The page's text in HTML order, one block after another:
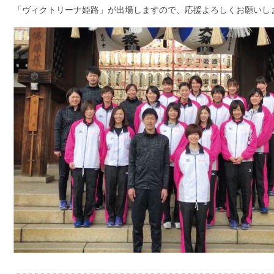
「ヴィクトリーナ姫路」が出場しますので、応援よろしくお願いし